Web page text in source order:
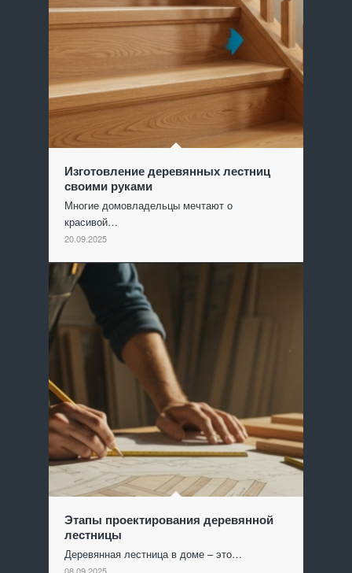
Изготовление деревянных лестниц
своими руками
Многие домовладельцы мечтают о
красивой…
20.09.2025
Этапы проектирования деревянной
лестницы
Деревянная лестница в доме – это…